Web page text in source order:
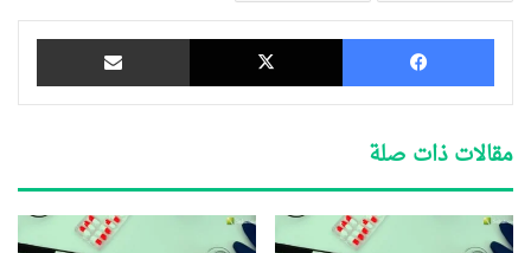
فيسبوك ‫X
مقالات ذات صلة